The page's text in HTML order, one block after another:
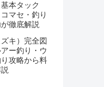
本タック
マセ・釣り
徹底解説
キ）完全図
ー釣り・ウ
攻略から料